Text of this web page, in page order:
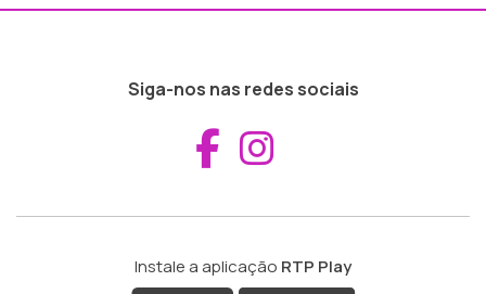
Siga-nos nas redes sociais
Aceder ao
Instale a aplicação RTP Play